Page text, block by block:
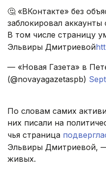
🤔 «ВКонтакте» без
заблокировал
В том числе страницу
Эльвиры Дмитриевой
— «Новая Газета» в
(@novayagazetaspb)
По словам самих
них писали на
чья страница
Эльвиры Дмитриевой,
живых.